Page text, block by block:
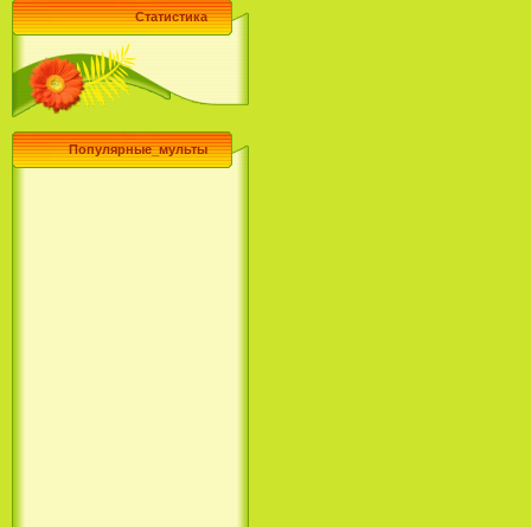
Статистика
Популярные_мульты